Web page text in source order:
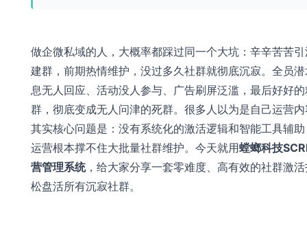
做企微私域的人，大概率都踩过同一个大坑：辛辛苦苦
建群，前期热情维护，没过多久社群就彻底沉寂。全员
息无人回应、活动没人参与、广告刷屏泛滥，最后好好
群，彻底变成无人问津的死群。很多人以为是自己运营
其实核心问题是：没有系统化的激活逻辑和智能工具辅
运营根本撑不住大批量社群维护。今天就用螳螂科技
营管理系统，给大家分享一套零难度、高有效的社群激
松盘活所有沉寂社群。